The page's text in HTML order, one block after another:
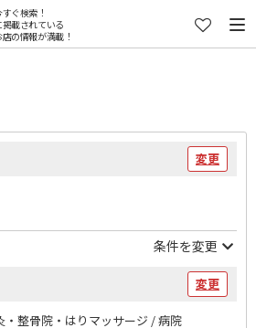
ぐ検索！
載されている
の情報が満載！
変更
条件を変更
変更
整骨院・はりマッサージ / 病院